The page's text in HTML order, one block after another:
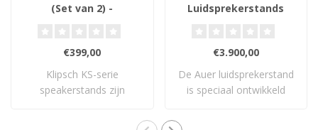
(Set van 2) -
€399,00
Klipsch KS-serie
speakerstands zijn
Luidsprekerstands
€3.900,00
De Auer luidsprekerstand
is speciaal ontwikkeld